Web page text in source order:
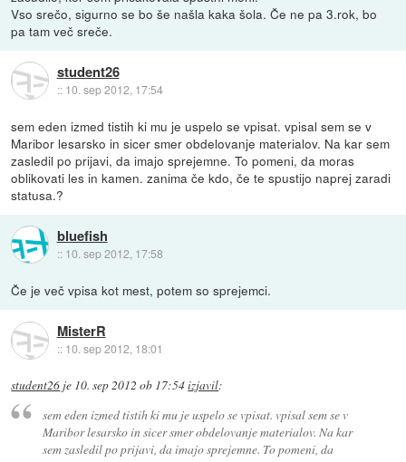
Vso srečo, sigurno se bo še našla kaka šola. Če ne pa 3.rok, bo
pa tam več sreče.
student26
:: 10. sep 2012, 17:54
sem eden izmed tistih ki mu je uspelo se vpisat. vpisal sem se v
Maribor lesarsko in sicer smer obdelovanje materialov. Na kar sem
zasledil po prijavi, da imajo sprejemne. To pomeni, da moras
oblikovati les in kamen. zanima če kdo, če te spustijo naprej zaradi
statusa.?
bluefish
:: 10. sep 2012, 17:58
Če je več vpisa kot mest, potem so sprejemci.
MisterR
:: 10. sep 2012, 18:01
student26 je 10. sep 2012 ob 17:54izjavil:
sem eden izmed tistih ki mu je uspelo se vpisat. vpisal sem se v
Maribor lesarsko in sicer smer obdelovanje materialov. Na kar
sem zasledil po prijavi, da imajo sprejemne. To pomeni, da